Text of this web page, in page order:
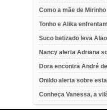
Como a mãe de
Tonho e Alika
Suco batizado leva
Nancy alerta Adriana
Dora encontra André
Onildo alerta sobre
Conheça Vanessa, a